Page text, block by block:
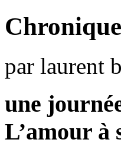
par laurent
une
L’amour à